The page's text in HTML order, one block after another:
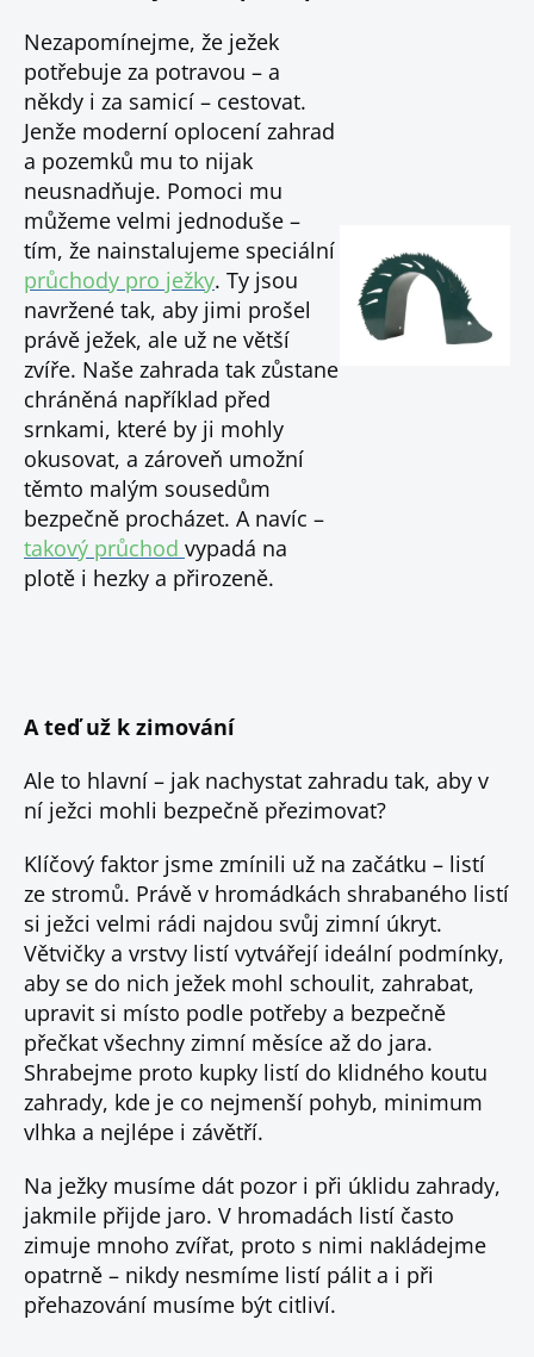
Nezapomínejme, že ježek
potřebuje za potravou – a
někdy i za samicí – cestovat.
Jenže moderní oplocení zahrad
a pozemků mu to nijak
neusnadňuje. Pomoci mu
můžeme velmi jednoduše –
tím, že nainstalujeme speciální
průchody pro ježky. Ty jsou
navržené tak, aby jimi prošel
právě ježek, ale už ne větší
zvíře. Naše zahrada tak zůstane
chráněná například před
srnkami, které by ji mohly
okusovat, a zároveň umožní
těmto malým sousedům
bezpečně procházet. A navíc –
takový průchod vypadá na
plotě i hezky a přirozeně.
A teď už k zimování
Ale to hlavní – jak nachystat zahradu tak, aby v
ní ježci mohli bezpečně přezimovat?
Klíčový faktor jsme zmínili už na začátku – listí
ze stromů. Právě v hromádkách shrabaného listí
si ježci velmi rádi najdou svůj zimní úkryt.
Větvičky a vrstvy listí vytvářejí ideální podmínky,
aby se do nich ježek mohl schoulit, zahrabat,
upravit si místo podle potřeby a bezpečně
přečkat všechny zimní měsíce až do jara.
Shrabejme proto kupky listí do klidného koutu
zahrady, kde je co nejmenší pohyb, minimum
vlhka a nejlépe i závětří.
Na ježky musíme dát pozor i při úklidu zahrady,
jakmile přijde jaro. V hromadách listí často
zimuje mnoho zvířat, proto s nimi nakládejme
opatrně – nikdy nesmíme listí pálit a i při
přehazování musíme být citliví.